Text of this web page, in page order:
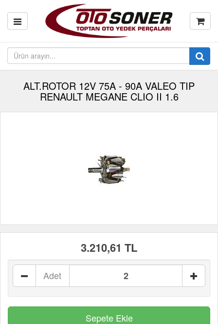
ALT.ROTOR 12V 75A - 90A VALEO TIP
RENAULT MEGANE CLIO II 1.6
3.210,61 TL
Adet